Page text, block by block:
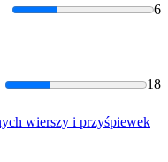
6
18
wierszy i przyśpiewek